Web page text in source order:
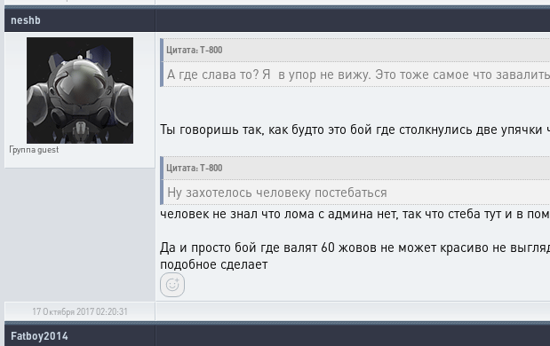
neshb
Группаguest
Цитата: T-800
А где слава то? Я в упор не вижу. Это тоже самое что
Ты говоришь так, как будто это бой где столкнулись две
Цитата: T-800
Ну захотелось человеку постебаться
человек не знал что лома с админа нет, так что стеба тут и в
Да и просто бой где валят 60 жовов не может красиво не
подобное сделает
17 Октября 2017 02:20:31
Fatboy2014